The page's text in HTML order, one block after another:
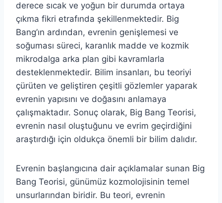
derece sıcak ve yoğun bir durumda ortaya
çıkma fikri etrafında şekillenmektedir. Big
Bang’ın ardından, evrenin genişlemesi ve
soğuması süreci, karanlık madde ve kozmik
mikrodalga arka plan gibi kavramlarla
desteklenmektedir. Bilim insanları, bu teoriyi
çürüten ve geliştiren çeşitli gözlemler yaparak
evrenin yapısını ve doğasını anlamaya
çalışmaktadır. Sonuç olarak, Big Bang Teorisi,
evrenin nasıl oluştuğunu ve evrim geçirdiğini
araştırdığı için oldukça önemli bir bilim dalıdır.
Evrenin başlangıcına dair açıklamalar sunan Big
Bang Teorisi, günümüz kozmolojisinin temel
unsurlarından biridir. Bu teori, evrenin